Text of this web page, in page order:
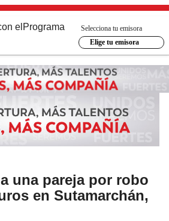
el Programa
Selecciona tu emisora
Elige tu emisora
una pareja por robo
en Sutamarchán,